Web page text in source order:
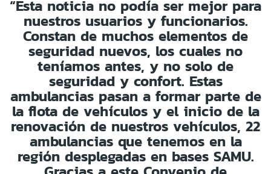
“Esta noticia no podía ser mejor para
nuestros usuarios y funcionarios.
Constan de muchos elementos de
seguridad nuevos, los cuales no
teníamos antes, y no solo de
seguridad y confort. Estas
ambulancias pasan a formar parte de
la flota de vehículos y el inicio de la
renovación de nuestros vehículos, 22
ambulancias que tenemos en la
región desplegadas en bases SAMU.